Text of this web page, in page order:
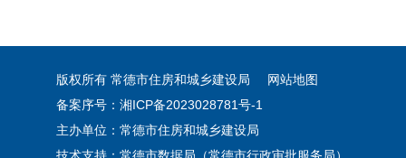
版权所有 常德市住房和城乡建设局
网站地图
备案序号：湘ICP备2023028781号-1
主办单位：常德市住房和城乡建设局
技术支持：常德市数据局（常德市行政审批服务局）